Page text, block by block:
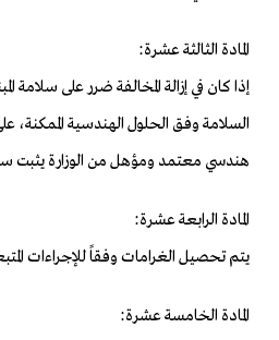
المادة الثالثة عشرة:
إذا كان في إزالة المخالفة ضرر على سلامة
السلامة وفق الحلول الهندسية
هندسي معتمد ومؤهل من الوزارة يثبت
المادة الرابعة عشرة:
يتم تحصيل الغرامات وفقاً للإجراءات
المادة الخامسة عشرة: